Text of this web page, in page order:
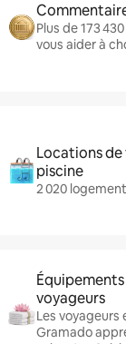
Plus de 173
vous aider à
Locations
piscine
2 020
voyageurs
Les
Gramado